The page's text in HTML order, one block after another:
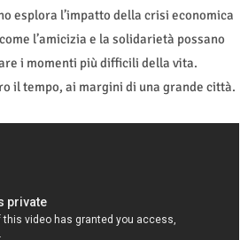
esplora l’impatto della crisi economica
l’amicizia e la solidarietà possano
i momenti più difficili della vita.
il tempo, ai margini di una grande città.